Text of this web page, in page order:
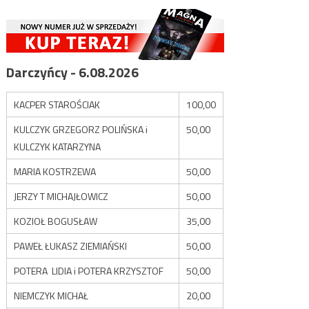
Darczyńcy - 6.08.2026
KACPER STAROŚCIAK
100,00
KULCZYK GRZEGORZ POLIŃSKA i
KULCZYK KATARZYNA
50,00
MARIA KOSTRZEWA
50,00
JERZY T MICHAJŁOWICZ
50,00
KOZIOŁ BOGUSŁAW
35,00
PAWEŁ ŁUKASZ ZIEMIAŃSKI
50,00
POTERA LIDIA i POTERA KRZYSZTOF
50,00
NIEMCZYK MICHAŁ
20,00